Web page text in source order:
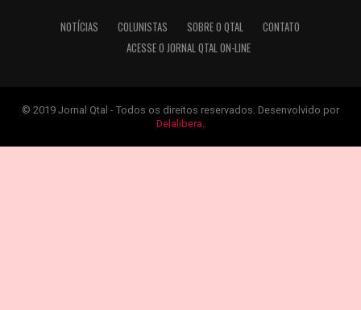
NOTÍCIAS COLUNISTAS SOBRE O QTAL
CONTATO
ACESSE O JORNAL QTAL ON-LINE
© 2019 Jornal Qtal - Todos os direitos reservados. Desenvolvido por
Delalibera.